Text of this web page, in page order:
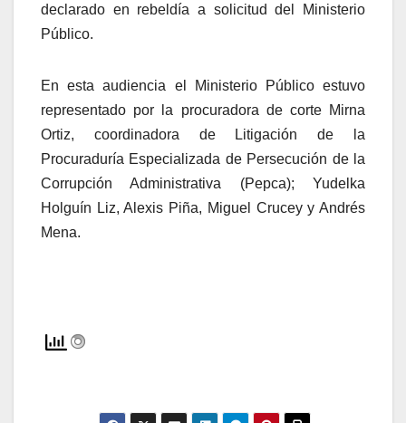
declarado en rebeldía a solicitud del Ministerio
Público.
En esta audiencia el Ministerio Público estuvo
representado por la procuradora de corte Mirna
Ortiz, coordinadora de Litigación de la
Procuraduría Especializada de Persecución de la
Corrupción Administrativa (Pepca); Yudelka
Holguín Liz, Alexis Piña, Miguel Crucey y Andrés
Mena.